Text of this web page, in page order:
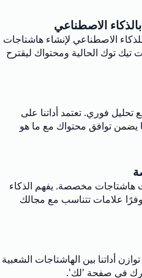
الاصطناعي
الاصطناعي لإنشاء هاشتاجات
تيك توك الحالية ومحتواك ليقترح
فوري. تعتمد أداتنا على
يضمن توافق محتواك مع ما هو
مخصصة. يفهم الذكاء
علامات تتناسب مع مجالك
أداتنا بين الهاشتاجات الشعبية
في صفحة 'لك'.